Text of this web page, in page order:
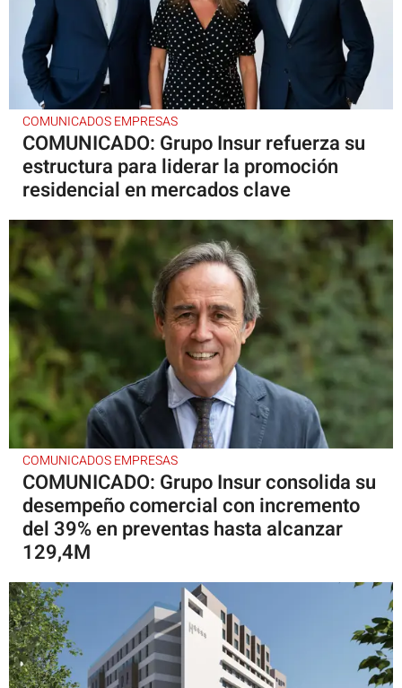
COMUNICADOS EMPRESAS
COMUNICADO: Grupo Insur refuerza su
estructura para liderar la promoción
residencial en mercados clave
COMUNICADOS EMPRESAS
COMUNICADO: Grupo Insur consolida su
desempeño comercial con incremento
del 39% en preventas hasta alcanzar
129,4M